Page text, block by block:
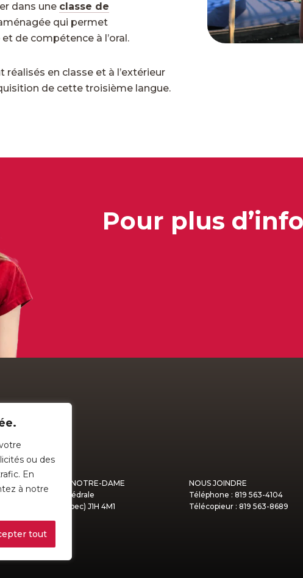
ou des
En
à notre
tout
dans une classe de
qui permet
de compétence à l’oral.
en classe et à l’extérieur
de cette troisième langue.
Pour plus
COLLÈGE MONT NOTRE-DAME
114, rue de la Cathédrale
Sherbrooke (Québec) J1H 4M1
NOUS JOINDRE
Téléphone : 819 563-4104
Télécopieur : 819 563-8689